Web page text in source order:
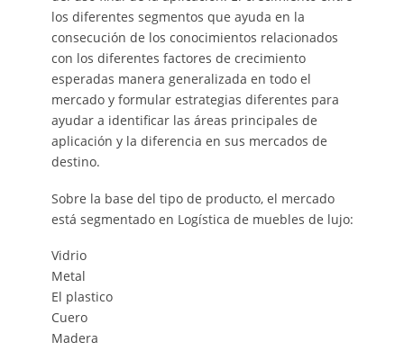
los diferentes segmentos que ayuda en la
consecución de los conocimientos relacionados
con los diferentes factores de crecimiento
esperadas manera generalizada en todo el
mercado y formular estrategias diferentes para
ayudar a identificar las áreas principales de
aplicación y la diferencia en sus mercados de
destino.
Sobre la base del tipo de producto, el mercado
está segmentado en Logística de muebles de lujo:
Vidrio
Metal
El plastico
Cuero
Madera